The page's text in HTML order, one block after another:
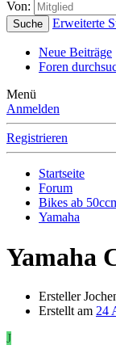
Von:
Suche Erweiterte
Neue Beiträge
Foren
Menü
Anmelden
Registrieren
Startseite
Forum
Bikes ab
Yamaha
Yamaha
Ersteller
Erstellt am 24
J